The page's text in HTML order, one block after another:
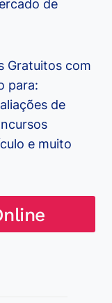
de
Gratuitos com
para:
de
e muito